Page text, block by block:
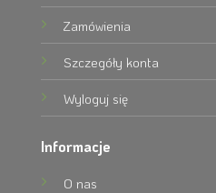
Zamówienia
Szczegóły konta
Wyloguj się
Informacje
O nas